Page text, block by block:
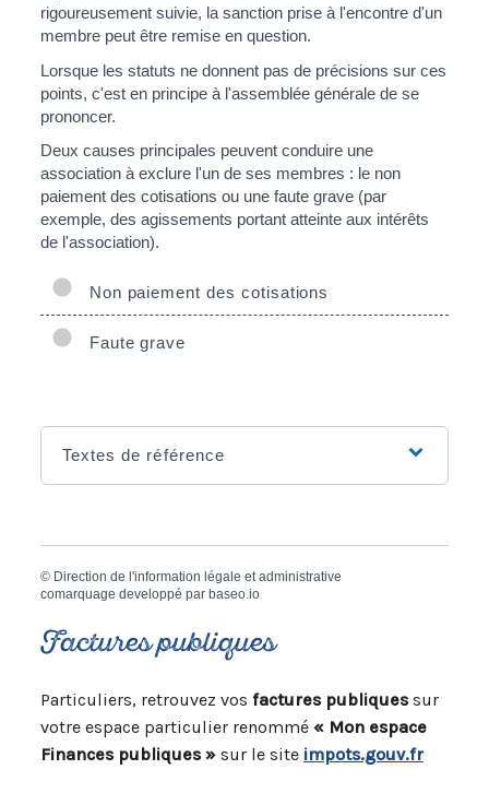
rigoureusement suivie, la sanction prise à l'encontre d'un
membre peut être remise en question.
Lorsque les statuts ne donnent pas de précisions sur ces
points, c'est en principe à l'assemblée générale de se
prononcer.
Deux causes principales peuvent conduire une
association à exclure l'un de ses membres : le non
paiement des cotisations ou une faute grave (par
exemple, des agissements portant atteinte aux intérêts
de l'association).
Non paiement des cotisations
Faute grave
Textes de référence
© Direction de l'information légale et administrative
comarquage developpé par baseo.io
Factures publiques
Particuliers, retrouvez vos factures publiquessur
votre espace particulier renommé « Mon espace
Finances publiques »sur le site impots.gouv.fr